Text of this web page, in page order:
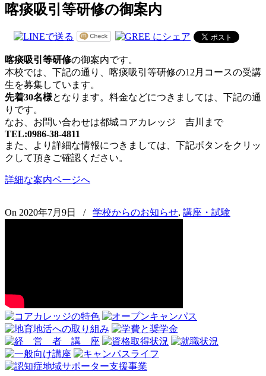
喀痰吸引等研修の御案内
喀痰吸引等研修の御案内です。
本校では、下記の通り、喀痰吸引等研修の12月コースの受講
生を募集しています。
先着30名様となります。料金などにつきましては、下記の通
りです。
なお、お問い合わせは都城コアカレッジ 吉川まで
TEL:0986-38-4811
また、より詳細な情報につきましては、下記ボタンをクリッ
クして頂きご確認ください。
詳細な案内ページへ
On 2020年7月9日 / 学校からのお知らせ, 講座・試験